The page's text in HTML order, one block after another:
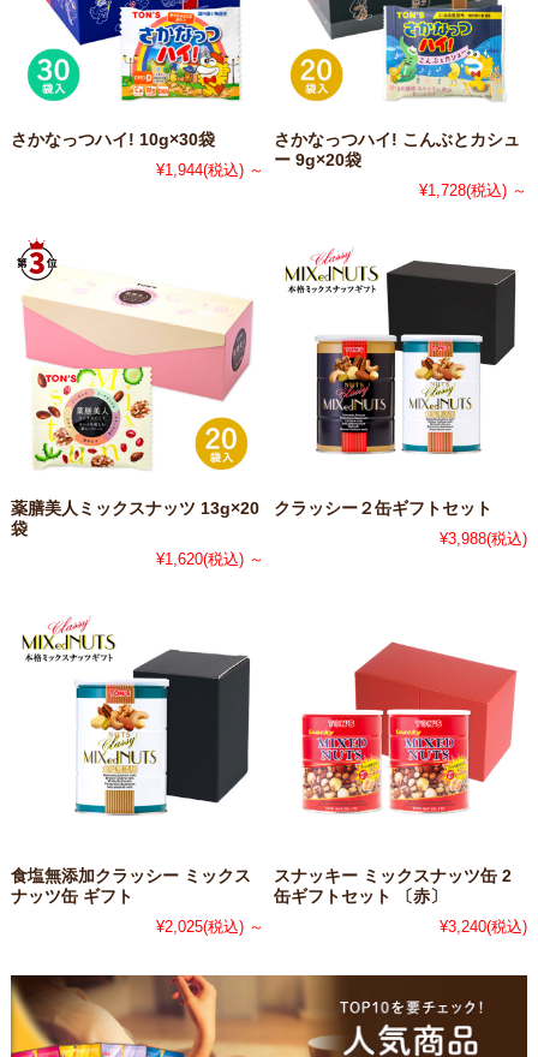
さかなっつハイ! 10g×30袋
¥1,944(税込) ～
さかなっつハイ! こんぶとカシュ
ー 9g×20袋
¥1,728(税込) ～
薬膳美人ミックスナッツ 13g×20
袋
¥1,620(税込) ～
クラッシー２缶ギフトセット
¥3,988(税込)
食塩無添加クラッシー ミックス
ナッツ缶 ギフト
¥2,025(税込) ～
スナッキー ミックスナッツ缶 2
缶ギフトセット 〔赤〕
¥3,240(税込)